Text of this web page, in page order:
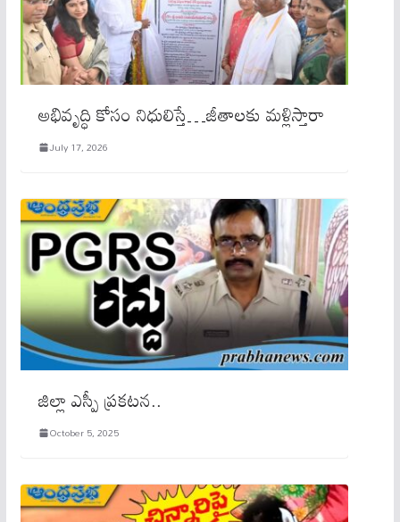
అభివృద్ధి కోసం నిధులిస్తే…జీతాలకు మళ్లిస్తారా
July 17, 2026
జిల్లా ఎస్పీ ప్రకటన..
October 5, 2025